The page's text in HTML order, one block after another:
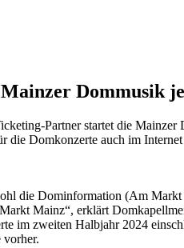
Dommusik
Partner startet die
die Domkonzerte auch im
die Dominformation (Am
Mainz“, erklärt
im zweiten Halbjahr 2024
vorher.